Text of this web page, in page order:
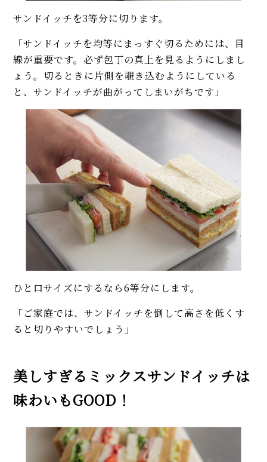
サンドイッチを3等分に切ります。
「サンドイッチを均等にまっすぐ切るためには、目
線が重要です。必ず包丁の真上を見るようにしまし
ょう。切るときに片側を覗き込むようにしている
と、サンドイッチが曲がってしまいがちです」
ひと口サイズにするなら6等分にします。
「ご家庭では、サンドイッチを倒して高さを低くす
ると切りやすいでしょう」
美しすぎるミックスサンドイッチは
味わいもGOOD！